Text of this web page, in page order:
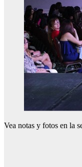
Vea notas y fotos en la